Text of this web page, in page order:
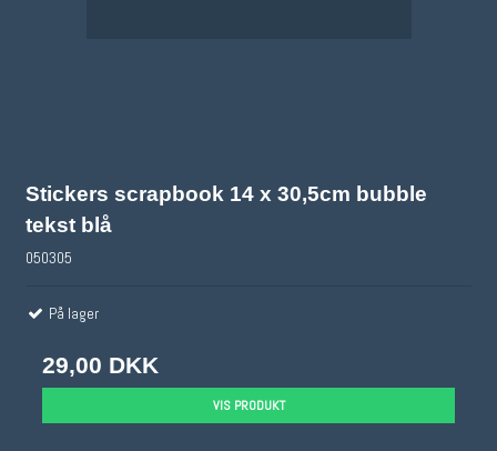
Stickers scrapbook 14 x 30,5cm bubble
tekst blå
050305
På lager
29,00 DKK
VIS PRODUKT